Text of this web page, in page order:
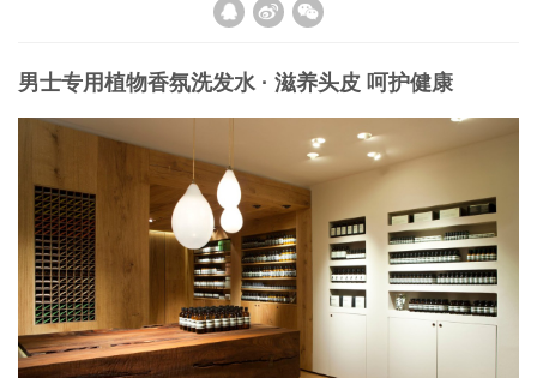
联系我们
男士专用植物香氛洗发水 · 滋养头皮 呵护健康